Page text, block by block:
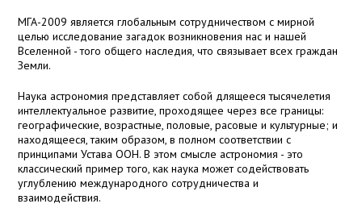
МГА-2009 является глобальным сотрудничеством с мирной
целью исследование загадок возникновения нас и нашей
Вселенной - того общего наследия, что связывает всех граждан
Земли.
Наука астрономия представляет собой длящееся тысячелетия
интеллектуальное развитие, проходящее через все границы:
географические, возрастные, половые, расовые и культурные; и
находящееся, таким образом, в полном соответствии с
принципами Устава ООН. В этом смысле астрономия - это
классический пример того, как наука может содействовать
углублению международного сотрудничества и
взаимодействия.